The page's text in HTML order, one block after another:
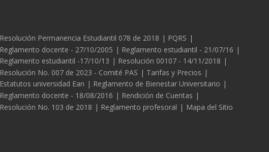
Legales
Resolución Permanencia Estudiantil 078 de 2018
PQRS
Reglamento docente - 27/10/2005
Reglamento estudiantil - 21/07/16
Reglamento estudiantil -17/10/13
Resolución 00107 - 14/11/2018
Resolución No. 007 de 2023 - Comité PAS
Tarifas y Precios
Estatutos universidad Ean
Reglamento de Bienestar Universitario
Reglamento docente - 18/08/2016
Rendición de Cuentas
Resolución No. 103 de 2018
Reglamento profesoral Mapa del Sitio